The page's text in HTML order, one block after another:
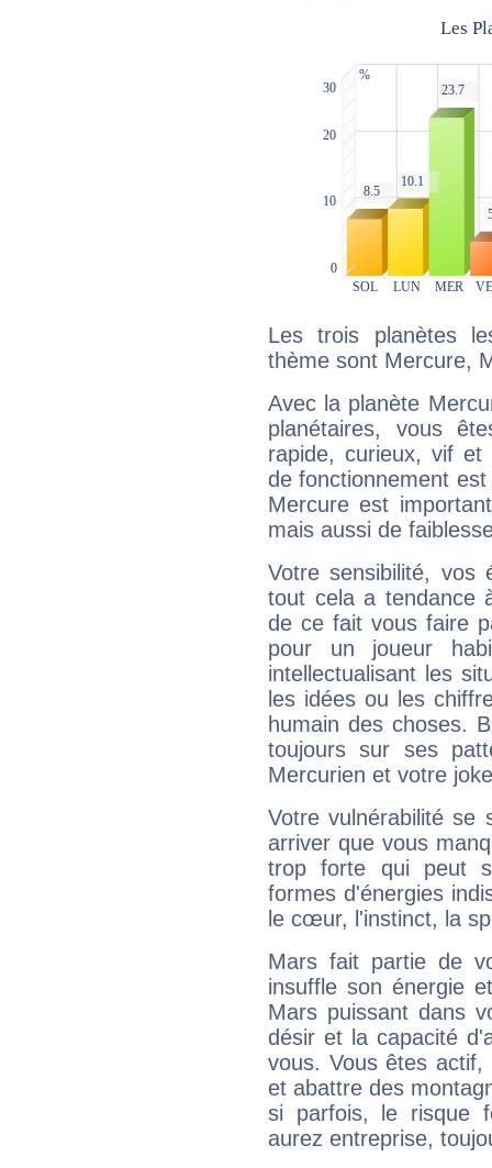
Les trois planètes
thème sont Mercure,
Avec la planète
planétaires, vous
rapide, curieux, vif et
de fonctionnement
Mercure est
mais aussi de
Votre sensibilité,
tout cela a tendance
de ce fait vous faire
pour un joueur
intellectualisant les
les idées ou les
humain des choses.
toujours sur ses
Mercurien et votre
Votre vulnérabilité se
arriver que vous
trop forte qui peut
formes d'énergies
le cœur, l'instinct, la
Mars fait partie de
insuffle son énergie
Mars puissant dans
désir et la capacité
vous. Vous êtes
et abattre des
si parfois, le risque
aurez entreprise,